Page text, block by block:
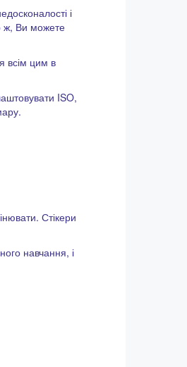
і
ж, Ви можете
всім цим в
ISO,
Стікери
навчання, і